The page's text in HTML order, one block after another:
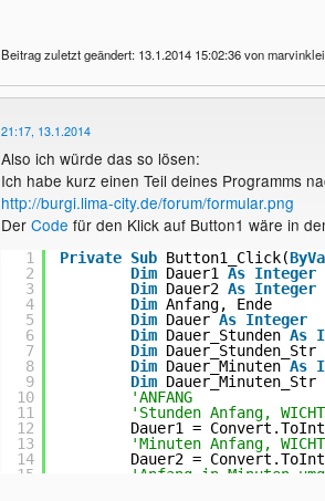
Beitrag zuletzt geändert: 13.1.2014 15:02:36 von
21:17, 13.1.2014
Also ich würde das so lösen:
Ich habe kurz einen Teil deines Programms
http://burgi.lima-city.de/forum/formular.png
Der Code für den Klick auf Button1 wäre in
1
2
3
4
5
6
7
8
9
10
11
12
13
14
15
Private Sub Button1_Click(
Dim Dauer1 As Integer
Dim Dauer2 As Integer
Dim Anfang, Ende
Dim Dauer As Integer
Dim Dauer_Stunden As
Dim Dauer_Stunden_Str
Dim Dauer_Minuten As
Dim Dauer_Minuten_Str
'ANFANG
'Stunden Anfang,
Dauer1 =
'Minuten Anfang,
Dauer2 =
'Anfang in Minuten
'Annahme ist, dass